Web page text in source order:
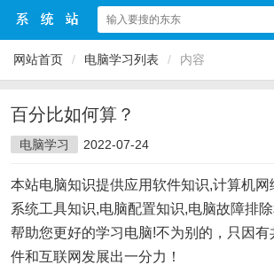
网站首页 / 电脑学习列表 / 内容
百分比如何算？
电脑学习 2022-07-24
本站电脑知识提供应用软件知识,计算机
系统工具知识,电脑配置知识,电脑故障排
帮助您更好的学习电脑!不为别的，只因
件和互联网发展出一分力！